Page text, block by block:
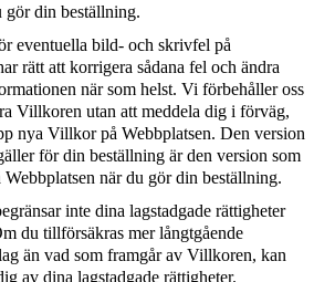
din beställning.
eventuella bild- och skrivfel på
rätt att korrigera sådana fel och ändra
när som helst. Vi förbehåller oss
Villkoren utan att meddela dig i förväg,
nya Villkor på Webbplatsen. Den version
för din beställning är den version som
när du gör din beställning.
inte dina lagstadgade rättigheter
du tillförsäkras mer långtgående
än vad som framgår av Villkoren, kan
av dina lagstadgade rättigheter.